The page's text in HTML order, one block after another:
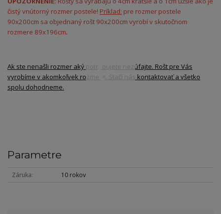
čistý vnútorný rozmer postele! Príklad: pre rozmer postele
90x200cm sa objednaný rošt 90x200cm vyrobí v skutočnom
rozmere 89x196cm.
Ak ste nenašli rozmer aký potrebujete nezúfajte. Rošt pre Vás
vyrobíme v akomkoľvek rozmere. Stačí nás kontaktovať a všetko
spolu dohodneme.
Parametre
Záruka 10 rokov